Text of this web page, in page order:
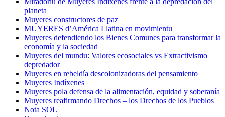
Miradoriu de Muyeres Indíxenes frente a la depredación del
planeta
Muyeres constructores de paz
MUYERES d’América Llatina en movimientu
Muyeres defendiendo los Bienes Comunes para transformar la
economía y la sociedad
Muyeres del mundu: Valores ecosociales vs Extractivismo
depredador
Muyeres en rebeldía descolonizadoras del pensamiento
Muyeres Indíxenes
Muyeres pola defensa de la alimentación, equidad y soberanía
Muyeres reafirmando Drechos – los Drechos de los Pueblos
Nota SOL